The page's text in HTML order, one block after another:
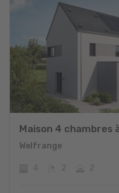
Maison 4 chambres
Welfrange